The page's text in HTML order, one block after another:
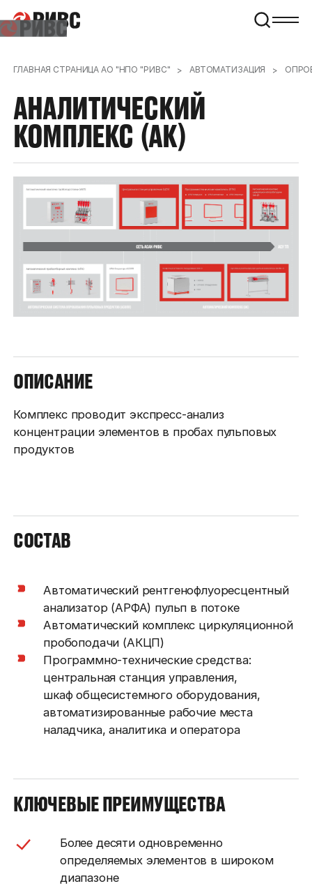
ГЛАВНАЯ СТРАНИЦА АО "НПО "РИВС" АВТОМАТИЗАЦИЯ
АНАЛИТИЧЕСКИЙ
КОМПЛЕКС (АК)
ОПИСАНИЕ
Комплекс проводит экспресс-анализ
концентрации элементов в пробах пульповых
продуктов
СОСТАВ
Автоматический рентгенофлуоресцентный
анализатор (АРФА) пульп в потоке
Автоматический комплекс циркуляционной
пробоподачи (АКЦП)
Программно-технические средства:
центральная станция управления,
шкаф общесистемного оборудования,
автоматизированные рабочие места
наладчика, аналитика и оператора
КЛЮЧЕВЫЕ ПРЕИМУЩЕСТВА
Более десяти одновременно
определяемых элементов в широком
диапазоне